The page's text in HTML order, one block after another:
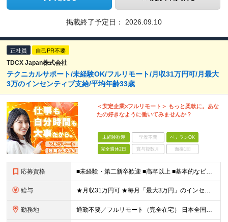
掲載終了予定日： 2026.09.10
正社員 自己PR不要
TDCX Japan株式会社
テクニカルサポート/未経験OK/フルリモート/月収31万円可/月最大
3万のインセンティブ支給/平均年齢33歳
＜安定企業×フルリモート＞ もっと柔軟に。あな
たの好きなように働いてみませんか？
未経験歓迎 学歴不問 ベテランOK
完全週休2日 賞与複数月 面接1回
応募資格 ■未経験・第二新卒歓迎 ■高卒以上 ■基本的なビジネスマナーがある方(敬語表現や対人接客経験など) ■スマホ、タブレットなど、ある程度理解や簡単なサポートができる方 例） ・家電量販店の販売経験
給与 ★月収31万円可 ★毎月「最大3万円」のインセンティブあり 月給266,228円～＋スキル手当（15,000円）＋インセンティブ（月最大3万円） ※月給例（月額最大額）：281,228 円＋残業代発
勤務地 通勤不要／フルリモート（完全在宅） 日本全国47都道府県のお住まいで働けます！ ※転勤はありません 【本社】 神奈川県横浜市神奈川区金港町1‐7 横浜ダイヤビル 本社所在地：神奈川県